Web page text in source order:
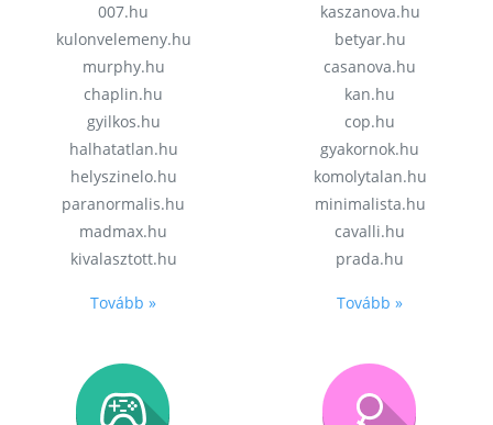
007.hu
kulonvelemeny.hu
murphy.hu
chaplin.hu
gyilkos.hu
halhatatlan.hu
helyszinelo.hu
paranormalis.hu
madmax.hu
kivalasztott.hu
Tovább »
kaszanova.hu
betyar.hu
casanova.hu
kan.hu
cop.hu
gyakornok.hu
komolytalan.hu
minimalista.hu
cavalli.hu
prada.hu
Tovább »